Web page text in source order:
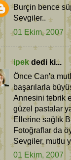
Burçin bence
Sevgiler..
01 Ekim, 2007
ipekdedi ki...
Önce Can'a
başarılarla
Annesini tebrik
güzel pastalar
Ellerine sağlık
Fotoğraflar da
Sevgiler, mutlu
01 Ekim, 2007